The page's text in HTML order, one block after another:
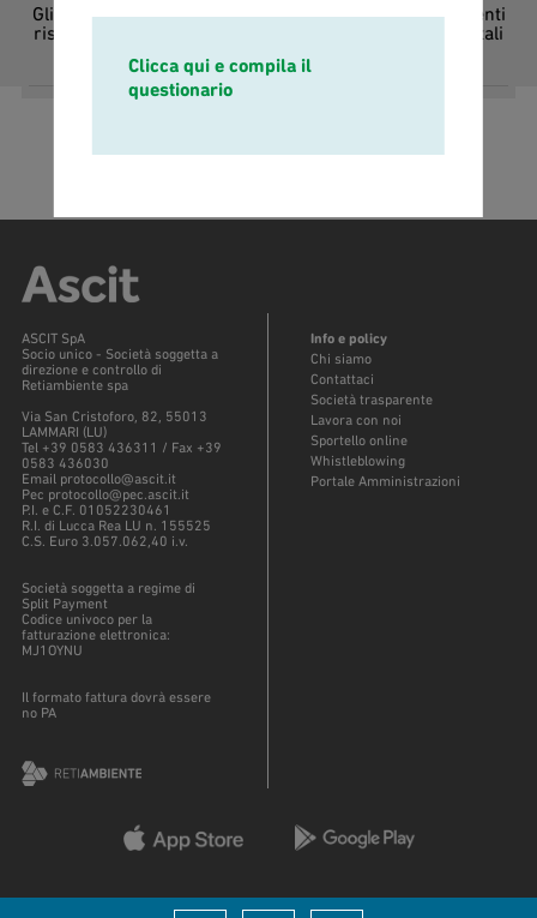
Clicca qui e compila il
questionario
Gli orari di apertura dello Sportello Tariffa sono differenti
rispetto agli orari telefonici del Numero Verde. Consultali
ASCIT SpA
Socio unico - Società soggetta a
direzione e controllo di
Retiambiente spa
Via San Cristoforo, 82, 55013
LAMMARI (LU)
Tel +39 0583 436311 / Fax +39
0583 436030
Email protocollo@ascit.it
Pec protocollo@pec.ascit.it
P.I. e C.F. 01052230461
R.I. di Lucca Rea LU n. 155525
C.S. Euro 3.057.062,40 i.v.
Società soggetta a regime di
Split Payment
Codice univoco per la
fatturazione elettronica:
MJ1OYNU
Il formato fattura dovrà essere
no PA
Info e policy
Chi siamo
Contattaci
Società trasparente
Lavora con noi
Sportello online
Whistleblowing
Portale Amministrazioni